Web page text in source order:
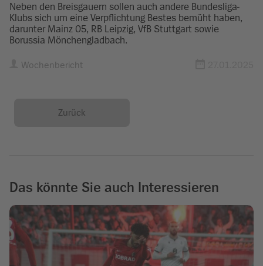
Neben den Breisgauern sollen auch andere Bundesliga-
Klubs sich um eine Verpflichtung Bestes bemüht haben,
darunter Mainz 05, RB Leipzig, VfB Stuttgart sowie
Borussia Mönchengladbach.
Wochenbericht
Zurück
Das könnte Sie auch Interessieren